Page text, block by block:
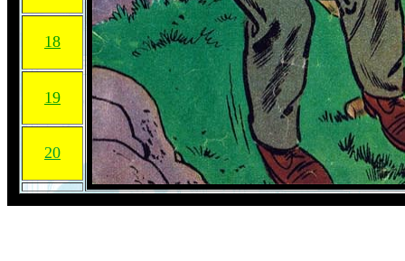
18
19
20